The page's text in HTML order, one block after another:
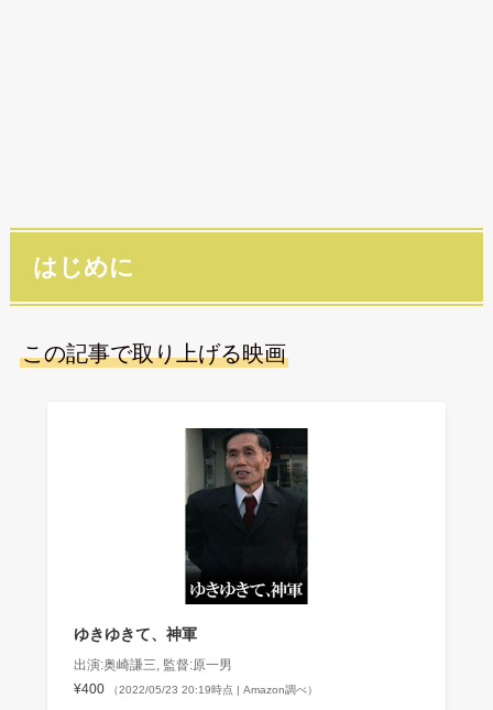
はじめに
この記事で取り上げる映画
ゆきゆきて、神軍
出演:奥崎謙三, 監督:原一男
¥400
（2022/05/23 20:19時点 | Amazon調べ）